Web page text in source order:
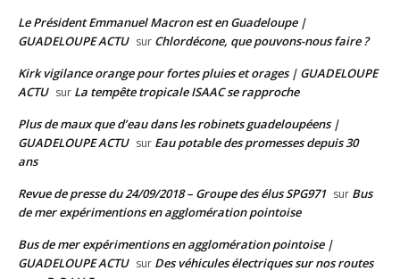
Le Président Emmanuel Macron est en Guadeloupe |
GUADELOUPE ACTU sur Chlordécone, que pouvons-nous faire ?
Kirk vigilance orange pour fortes pluies et orages | GUADELOUPE
ACTU sur La tempête tropicale ISAAC se rapproche
Plus de maux que d’eau dans les robinets guadeloupéens |
GUADELOUPE ACTU sur Eau potable des promesses depuis 30
ans
Revue de presse du 24/09/2018 – Groupe des élus SPG971 sur Bus
de mer expérimentions en agglomération pointoise
Bus de mer expérimentions en agglomération pointoise |
GUADELOUPE ACTU sur Des véhicules électriques sur nos routes